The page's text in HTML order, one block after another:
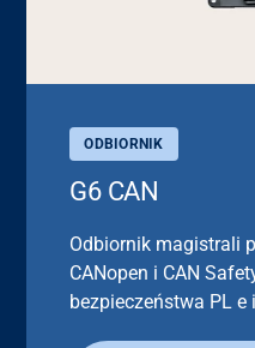
ODBIORNIK
G6 CAN
Odbiornik magistrali
CANopen i CAN
bezpieczeństwa PL e